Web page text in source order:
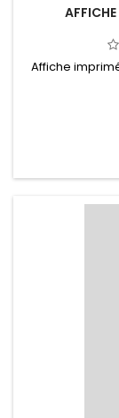
AFFICHE
Affiche